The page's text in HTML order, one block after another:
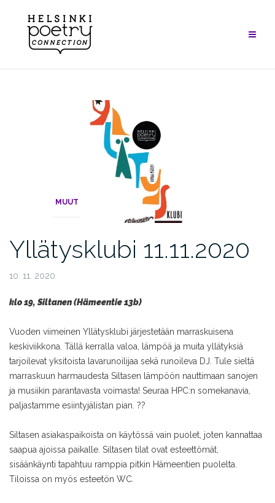
content
MUUT
Yllätysklubi 11.11.2020
10. 11. 2020
klo 19, Siltanen (Hämeentie 13b)
Vuoden viimeinen Yllätysklubi järjestetään marraskuisena
keskiviikkona. Tällä kerralla valoa, lämpöä ja muita yllätyksiä
tarjoilevat yksitoista lavarunoilijaa sekä runoileva DJ. Tule sieltä
marraskuun harmaudesta Siltasen lämpöön nauttimaan sanojen
ja musiikin parantavasta voimasta! Seuraa HPC:n somekanavia,
paljastamme esiintyjälistan pian. ??
Siltasen asiakaspaikoista on käytössä vain puolet, joten kannattaa
saapua ajoissa paikalle. Siltasen tilat ovat esteettömät,
sisäänkäynti tapahtuu ramppia pitkin Hämeentien puolelta.
Tiloissa on myös esteetön WC.